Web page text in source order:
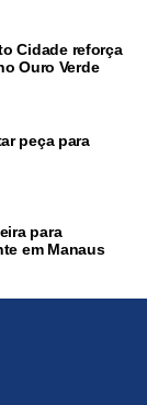
Cidade reforça
Ouro Verde
peça para
para
em Manaus